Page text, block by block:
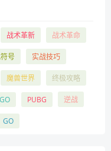
战术革新 战术革命
号 实战技巧
魔兽世界 终极攻略
PUBG 逆战
GO